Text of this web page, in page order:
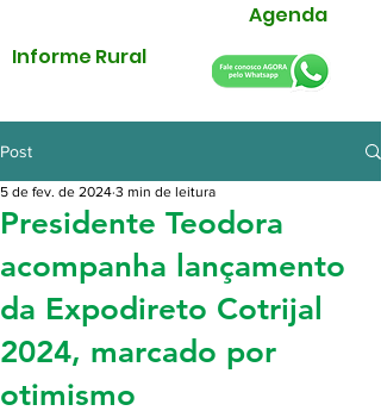
Agenda
Informe Rural
Post
Presidente Teodora
acompanha lançamento
da Expodireto Cotrijal
2024, marcado por
otimismo
5 de fev. de 2024 3 min de leitura